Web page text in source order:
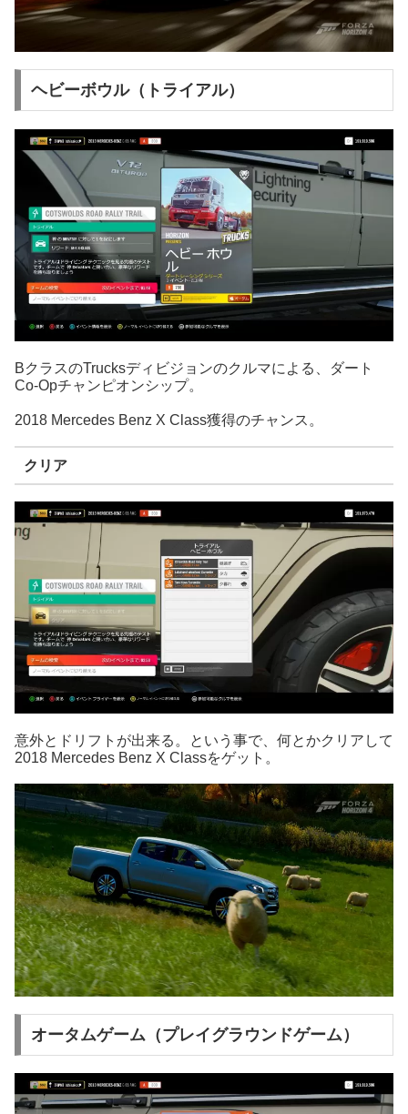
ヘビーボウル（トライアル）
BクラスのTrucksディビジョンのクルマによる、ダート
Co-Opチャンピオンシップ。
2018 Mercedes Benz X Class獲得のチャンス。
クリア
意外とドリフトが出来る。という事で、何とかクリアして
2018 Mercedes Benz X Classをゲット。
オータムゲーム（プレイグラウンドゲーム）